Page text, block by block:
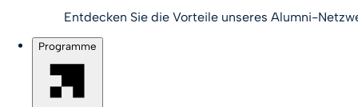
Entdecken Sie die Vorteile unseres Alumni-
Programme